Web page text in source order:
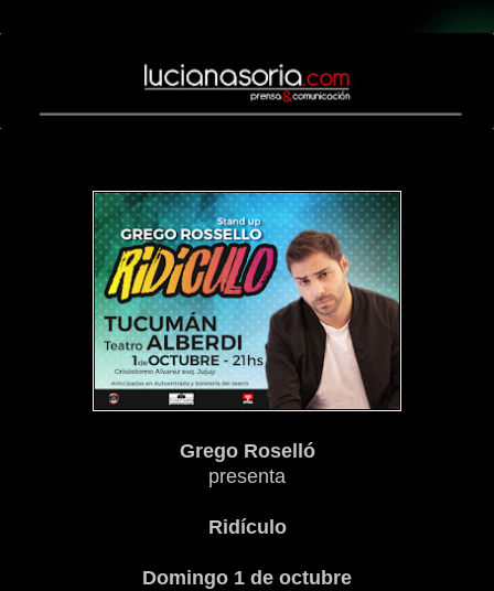
Grego Roselló
presenta
Ridículo
Domingo 1 de octubre